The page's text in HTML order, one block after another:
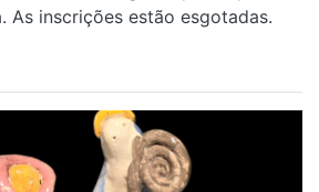
As inscrições estão esgotadas.